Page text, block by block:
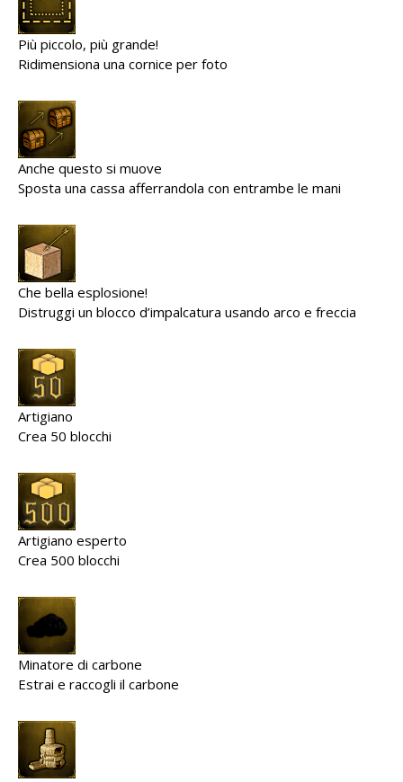
Più piccolo, più grande!
Ridimensiona una cornice per foto
Anche questo si muove
Sposta una cassa afferrandola con entrambe le mani
Che bella esplosione!
Distruggi un blocco d’impalcatura usando arco e freccia
Artigiano
Crea 50 blocchi
Artigiano esperto
Crea 500 blocchi
Minatore di carbone
Estrai e raccogli il carbone